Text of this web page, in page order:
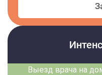
Выезд врача на